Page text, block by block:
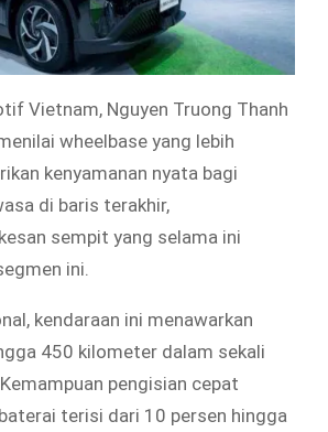
Vietnam, Nguyen Truong Thanh
wheelbase yang lebih
kenyamanan nyata bagi
di baris terakhir,
sempit yang selama ini
ini.
kendaraan ini menawarkan
450 kilometer dalam sekali
pengisian cepat
terisi dari 10 persen hingga